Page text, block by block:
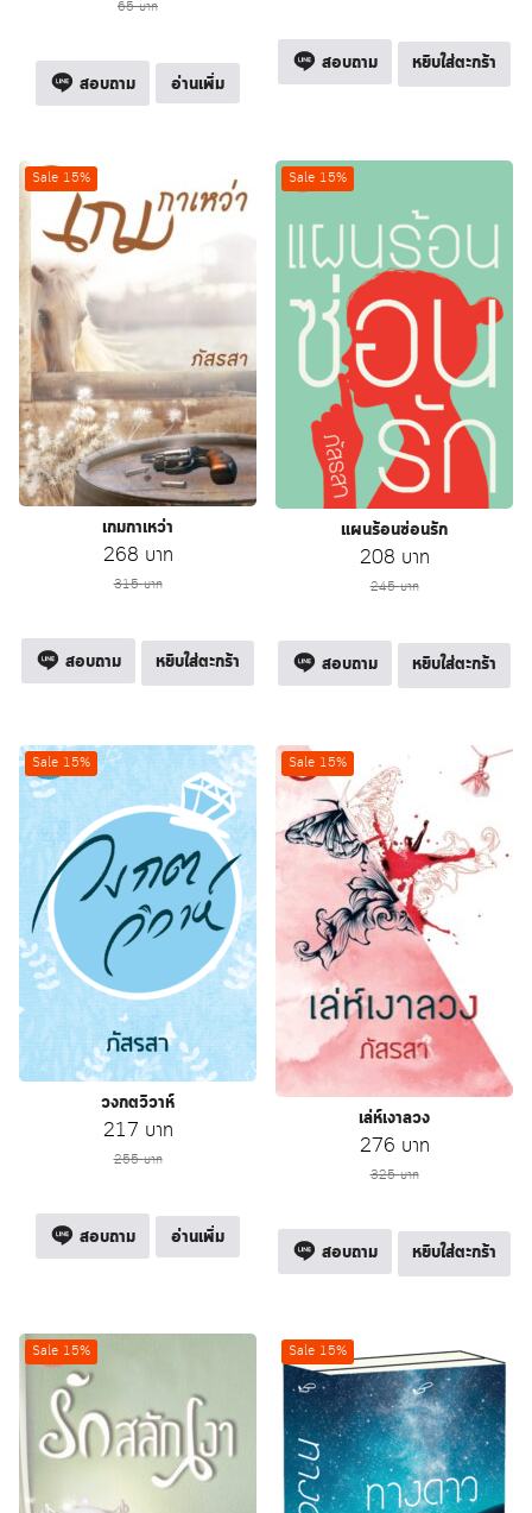
65บาท
65 บาท.55 บาท.
สอบถาม อ่านเพิ่ม
315 บาท.268 บาท.
สอบถาม หยิบใส่ตะกร้า
Sale 15%
เกมกาเหว่า
315บาท
Original
price
315 บาท.
268 บาทCurrent
268 บาท.
สอบถาม หยิบใส่ตะกร้า
Sale 15%
แผนร้อนซ่อนรัก
245บาท
Original
price
245 บาท.
208 บาทCurrent
208 บาท.
สอบถาม หยิบใส่ตะกร้า
Sale 15%
วงกตวิวาห์
255บาท
Original
price
255 บาท.
217 บาทCurrent
217 บาท.
สอบถาม อ่านเพิ่ม
Sale 15%
เล่ห์เงาลวง
325บาท
Original
price
325 บาท.
276 บาทCurrent
276 บาท.
สอบถาม หยิบใส่ตะกร้า
Sale 15% Sale 15%